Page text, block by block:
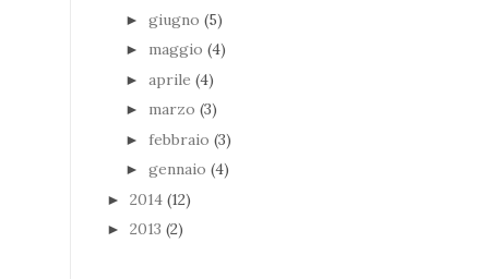
► giugno (5)
► maggio (4)
► aprile (4)
► marzo (3)
► febbraio (3)
► gennaio (4)
► 2014 (12)
► 2013 (2)